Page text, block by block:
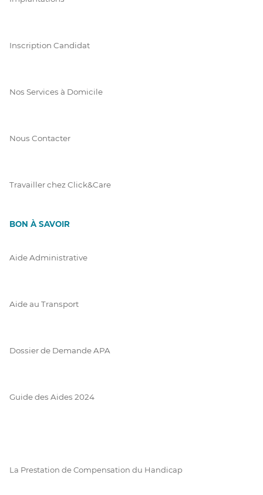
Inscription Candidat
Nos Services à Domicile
Nous Contacter
Travailler chez Click&Care
BON À SAVOIR
Aide Administrative
Aide au Transport
Dossier de Demande APA
Guide des Aides 2024
La Prestation de Compensation du Handicap